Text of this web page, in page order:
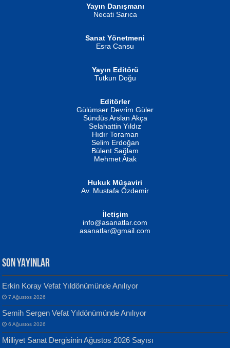
İSMAİL OKUTAN
Erkeklerin Kahrolması Ne Demektir
MUSTAFA KELOĞLU
Yarına İz Bırakmak...
Evvel Zaman Tanrıçası...
Yılmaz Ekinci
Geceye Söylenen...
Yayın Danışmanı
Necati Sarıca
Sanat Yönetmeni
Esra Cansu
Yayın Editörü
Tutkun Doğu
Editörler
Gülümser Devrim Güler
Sündüs Arslan Akça
Selahattin Yıldız
Hıdır Toraman
Selim Erdoğan
Bülent Sağlam
Mehmet Atak
Hukuk Müşaviri
Av. Mustafa Özdemir
İletişim
info@asanatlar.com
asanatlar@gmail.com
SON YAYINLAR
Erkin Koray Vefat Yıldönümünde Anılıyor
7 Ağustos 2026
Semih Sergen Vefat Yıldönümünde Anılıyor
6 Ağustos 2026
Milliyet Sanat Dergisinin Ağustos 2026 Sayısı